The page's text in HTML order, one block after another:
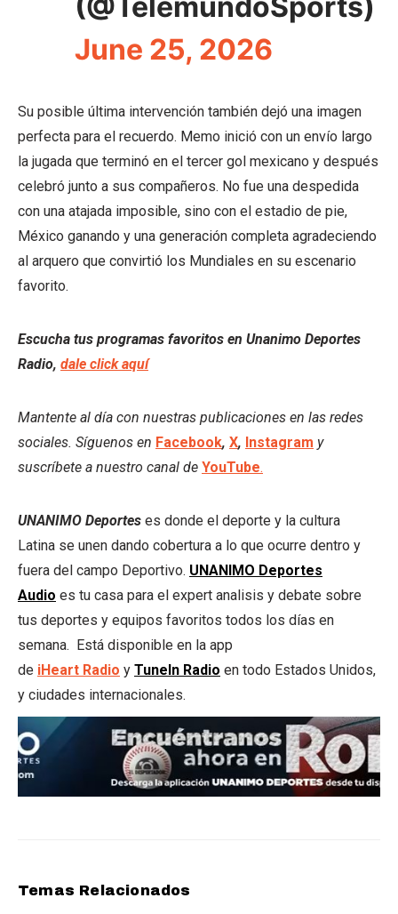
June 25, 2026
Su posible última intervención también dejó una imagen
perfecta para el recuerdo. Memo inició con un envío largo
la jugada que terminó en el tercer gol mexicano y después
celebró junto a sus compañeros. No fue una despedida
con una atajada imposible, sino con el estadio de pie,
México ganando y una generación completa agradeciendo
al arquero que convirtió los Mundiales en su escenario
favorito.
Escucha tus programas favoritos en Unanimo Deportes
Radio, dale click aquí
Mantente al día con nuestras publicaciones en las redes
sociales. Síguenos en Facebook, X, Instagram y
suscríbete a nuestro canal de YouTube.
UNANIMO Deportes es donde el deporte y la cultura
Latina se unen dando cobertura a lo que ocurre dentro y
fuera del campo Deportivo. UNANIMO Deportes
Audio es tu casa para el expert analisis y debate sobre
tus deportes y equipos favoritos todos los días en
semana. Está disponible en la app
de iHeart Radio y TuneIn Radio en todo Estados Unidos,
y ciudades internacionales.
Temas Relacionados